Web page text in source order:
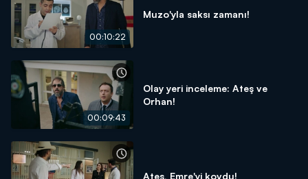
00:10:22
Muzo'yla saksı zamanı!
00:09:43
Olay yeri inceleme: Ateş ve
Orhan!
Ateş, Emre'yi kovdu!